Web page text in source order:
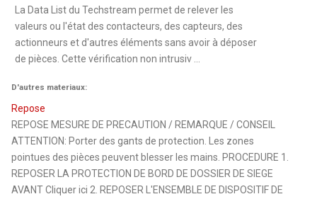
La Data List du Techstream permet de relever les
valeurs ou l'état des contacteurs, des capteurs, des
actionneurs et d'autres éléments sans avoir à déposer
de pièces. Cette vérification non intrusiv ...
D'autres materiaux:
Repose
REPOSE MESURE DE PRECAUTION / REMARQUE / CONSEIL
ATTENTION: Porter des gants de protection. Les zones
pointues des pièces peuvent blesser les mains. PROCEDURE 1.
REPOSER LA PROTECTION DE BORD DE DOSSIER DE SIEGE
AVANT Cliquer ici 2. REPOSER L'ENSEMBLE DE DISPOSITIF DE